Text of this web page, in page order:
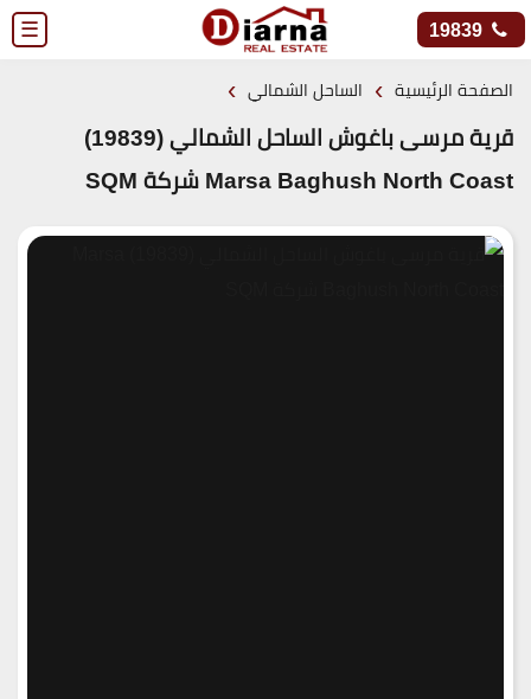
☰ 19839
الصفحة الرئيسية › الساحل الشمالي ›
قرية مرسى باغوش الساحل الشمالي (19839)
Marsa Baghush North Coast شركة SQM